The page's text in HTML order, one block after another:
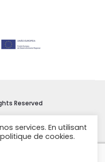
Reserved
VENTE
services. En utilisant
de cookies.